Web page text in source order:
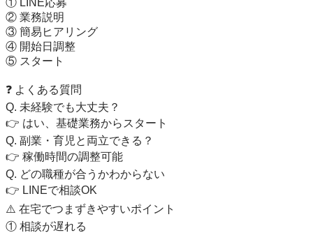
① LINE応募
② 業務説明
③ 簡易ヒアリング
④ 開始日調整
⑤ スタート
❓ よくある質問
Q. 未経験でも大丈夫？
👉 はい、基礎業務からスタート
Q. 副業・育児と両立できる？
👉 稼働時間の調整可能
Q. どの職種が合うかわからない
👉 LINEで相談OK
⚠️ 在宅でつまずきやすいポイント
① 相談が遅れる